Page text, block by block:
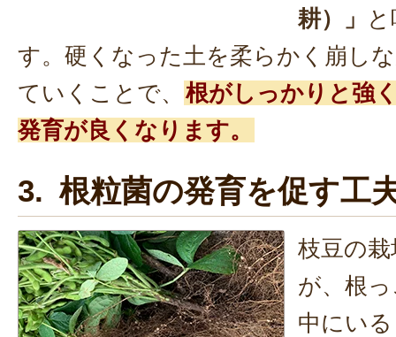
耕）」
す。硬くなった土を柔らかく崩し
ていくことで、 根がしっかりと強
発育が良くなります。
3. 根粒菌の発育を促す工
枝豆の
が、根
中にいる